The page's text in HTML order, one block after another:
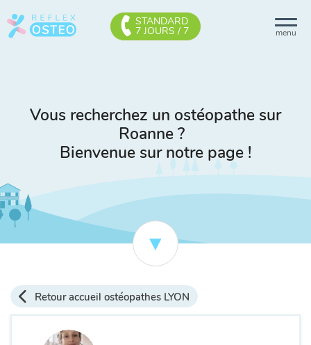
menu
STANDARD
7 JOURS / 7
Vous recherchez un ostéopathe sur
Roanne ?
Bienvenue sur notre page !
Retour accueil ostéopathes LYON